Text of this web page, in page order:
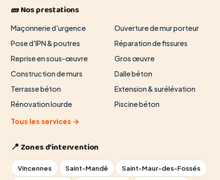
🧱 Nos prestations
Maçonnerie d'urgence
Ouverture de mur porteur
Pose d'IPN & poutres
Réparation de fissures
Reprise en sous-œuvre
Gros œuvre
Construction de murs
Dalle béton
Terrasse béton
Extension & surélévation
Rénovation lourde
Piscine béton
Tous les services →
📍 Zones d'intervention
Vincennes Saint-Mandé Saint-Maur-des-Fossés